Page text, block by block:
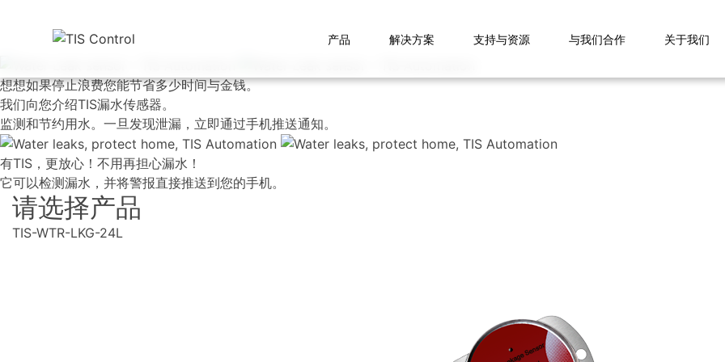
产品 解决方案 支持与资源 与我们合作 关于我们
想想如果停止浪费您能节省多少时间与金钱。
我们向您介绍TIS漏水传感器。
监测和节约用水。一旦发现泄漏，立即通过手机推送通知。
有TIS，更放心！不用再担心漏水！
它可以检测漏水，并将警报直接推送到您的手机。
请选择产品
TIS-WTR-LKG-24L